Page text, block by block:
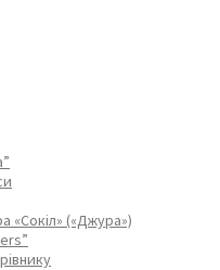
«Сокіл» («Джура»)